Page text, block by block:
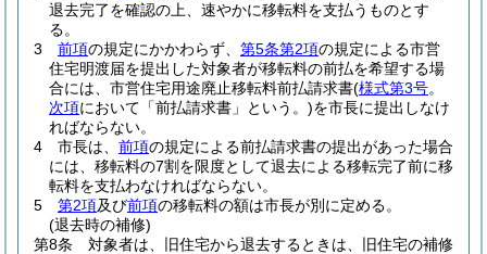
退去完了を確認の上、速やかに移転料を支払うものとす
る。
3
前項の規定にかかわらず、 第5条第2項の規定による市営
住宅明渡届を提出した対象者が移転料の前払を希望する場
合には、市営住宅用途廃止移転料前払請求書(様式第3号。
次項において「前払請求書」という。)を市長に提出しなけ
ればならない。
4
市長は、 前項の規定による前払請求書の提出があった場合
には、移転料の7割を限度として退去による移転完了前に移
転料を支払わなければならない。
5
第2項及び前項の移転料の額は市長が別に定める。
(退去時の補修)
第8条
対象者は、旧住宅から退去するときは、旧住宅の補修